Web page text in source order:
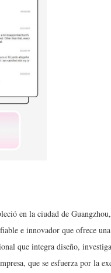
en la ciudad de
e innovador que ofrece
que integra diseño,
que se esfuerza por la